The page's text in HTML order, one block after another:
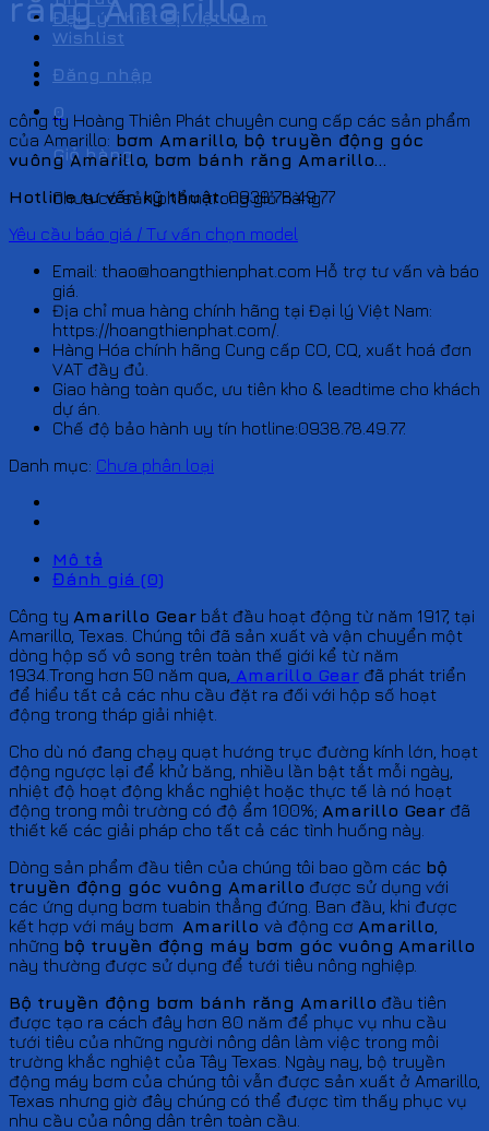
Đại Lý Thiết Bị Việt Nam
Wishlist
Đăng nhập
0
Giỏ hàng
Chưa có sản phẩm trong giỏ hàng.
răng Amarillo
công ty Hoàng Thiên Phát chuyên cung cấp các sản phẩm
của Amarillo: bơm Amarillo, bộ truyền động góc
vuông Amarillo, bơm bánh răng Amarillo…
Hotline tư vấn kỹ thuật: 0938.78.49.77
Yêu cầu báo giá / Tư vấn chọn model
Email: thao@hoangthienphat.com Hỗ trợ tư vấn và báo
giá.
Địa chỉ mua hàng chính hãng tại Đại lý Việt Nam:
https://hoangthienphat.com/.
Hàng Hóa chính hãng Cung cấp CO, CQ, xuất hoá đơn
VAT đầy đủ.
Giao hàng toàn quốc, ưu tiên kho & leadtime cho khách
dự án.
Chế độ bảo hành uy tín hotline:0938.78.49.77.
Danh mục: Chưa phân loại
Mô tả
Đánh giá (0)
Công ty Amarillo Gear bắt đầu hoạt động từ năm 1917, tại
Amarillo, Texas. Chúng tôi đã sản xuất và vận chuyển một
dòng hộp số vô song trên toàn thế giới kể từ năm
1934.Trong hơn 50 năm qua, Amarillo Gear đã phát triển
để hiểu tất cả các nhu cầu đặt ra đối với hộp số hoạt
động trong tháp giải nhiệt.
Cho dù nó đang chạy quạt hướng trục đường kính lớn, hoạt
động ngược lại để khử băng, nhiều lần bật tắt mỗi ngày,
nhiệt độ hoạt động khắc nghiệt hoặc thực tế là nó hoạt
động trong môi trường có độ ẩm 100%; Amarillo Gear đã
thiết kế các giải pháp cho tất cả các tình huống này.
Dòng sản phẩm đầu tiên của chúng tôi bao gồm các bộ
truyền động góc vuông Amarillo được sử dụng với
các ứng dụng bơm tuabin thẳng đứng. Ban đầu, khi được
kết hợp với máy bơm Amarillo và động cơ Amarillo
những bộ truyền động máy bơm góc vuông Amarillo
này thường được sử dụng để tưới tiêu nông nghiệp.
Bộ truyền động bơm bánh răng Amarillo đầu tiên
được tạo ra cách đây hơn 80 năm để phục vụ nhu cầu
tưới tiêu của những người nông dân làm việc trong môi
trường khắc nghiệt của Tây Texas. Ngày nay, bộ truyền
động máy bơm của chúng tôi vẫn được sản xuất ở Amarillo,
Texas nhưng giờ đây chúng có thể được tìm thấy phục vụ
nhu cầu của nông dân trên toàn cầu.